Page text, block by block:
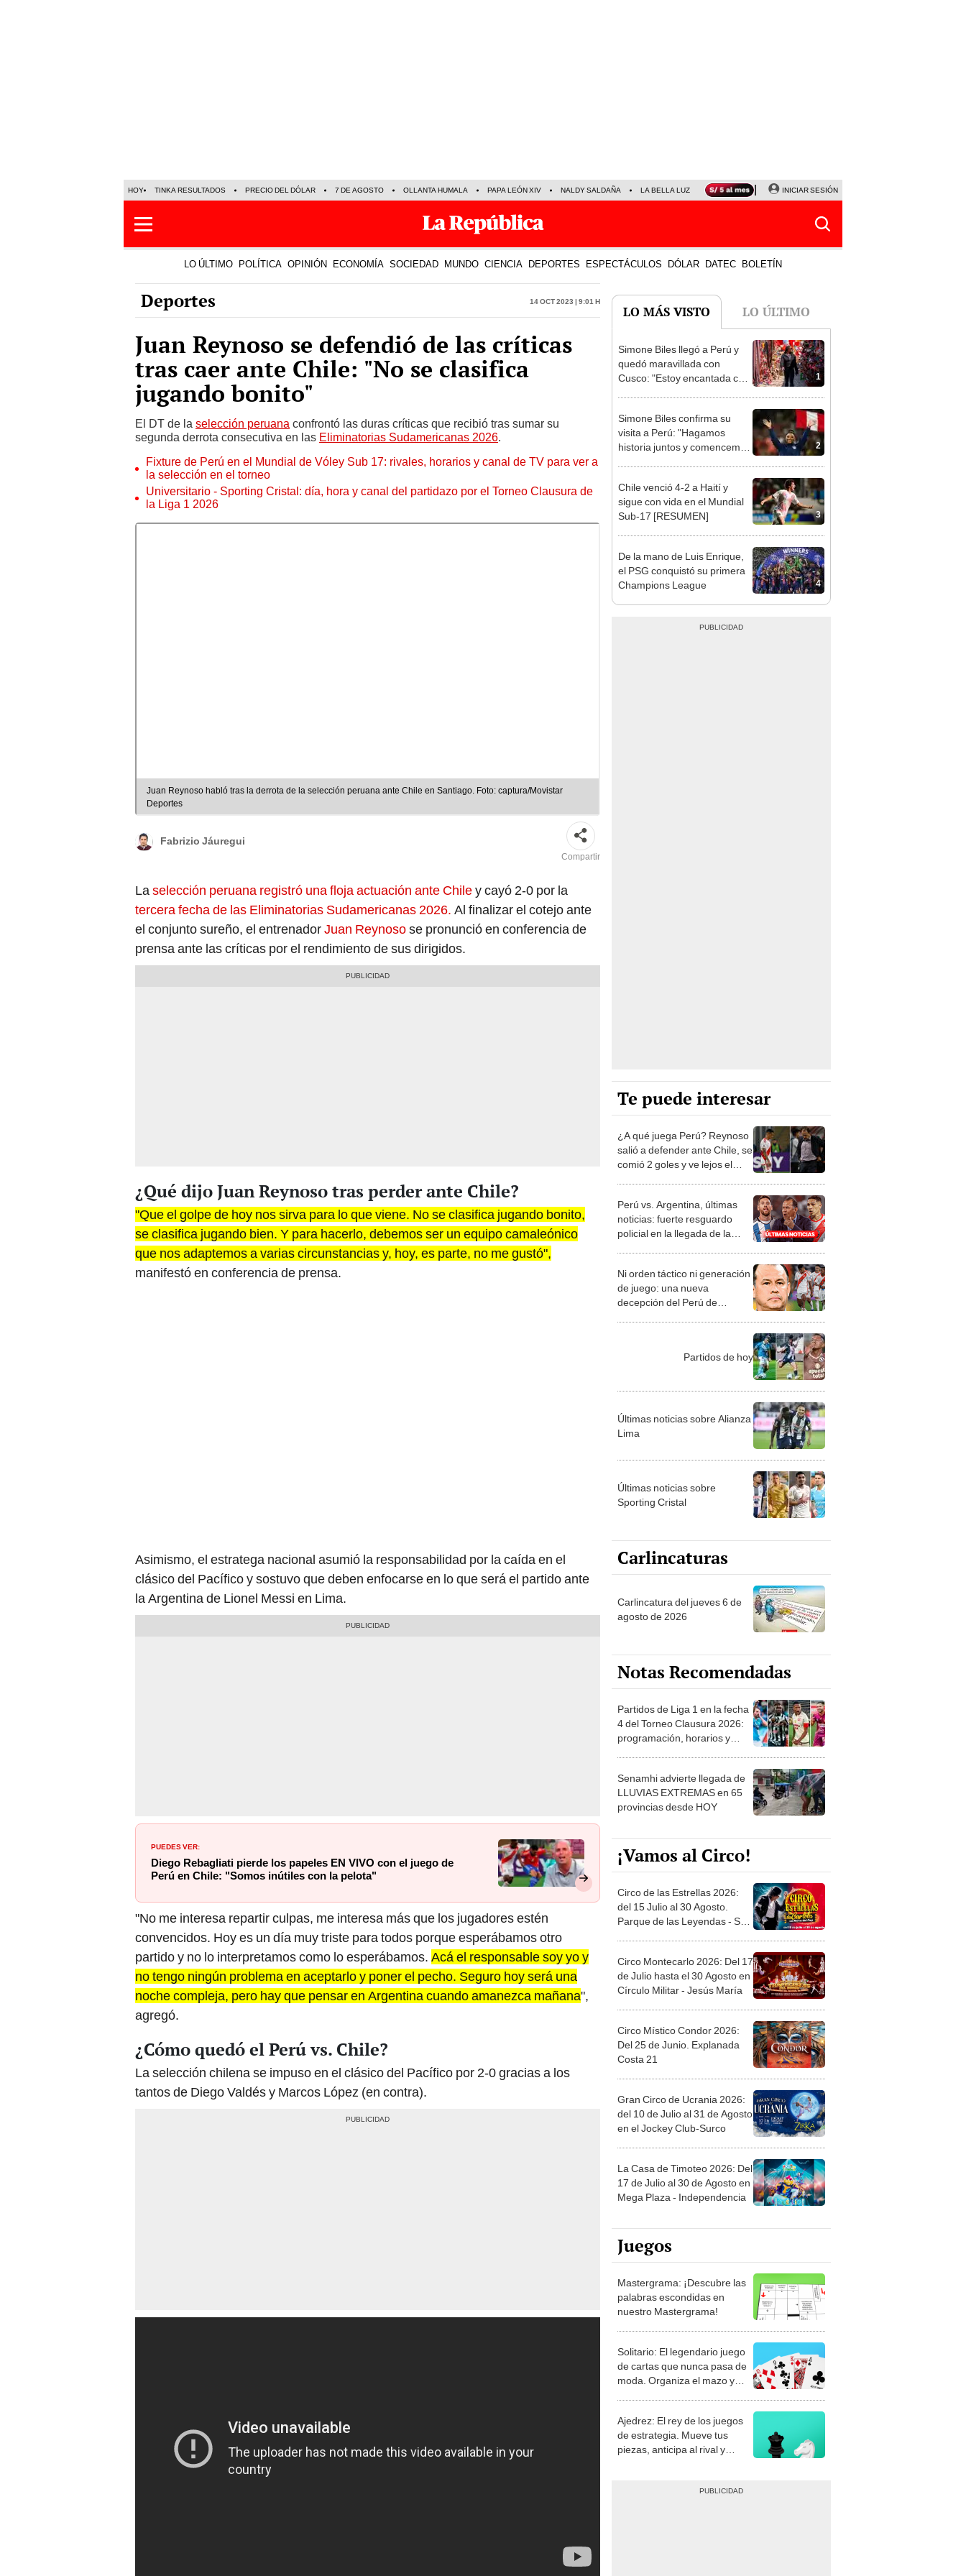
HOY TINKA RESULTADOS PRECIO DEL DÓLAR 7 DE AGOSTO OLLANTA HUMALA PAPA LEÓN XIV NALDY SALDAÑA LA BELLA LUZ MAGALY MEDINA SINUANO RESULTADOS HOY
INICIAR SESIÓN
LO ÚLTIMO POLÍTICA OPINIÓN ECONOMÍA SOCIEDAD MUNDO CIENCIA DEPORTES ESPECTÁCULOS DÓLAR DATEC BOLETÍN
Deportes 14 Oct 2023 | 9:01 h
Juan Reynoso se defendió de las críticas
tras caer ante Chile: "No se clasifica
jugando bonito"
El DT de la selección peruana confrontó las duras críticas que recibió tras sumar su
segunda derrota consecutiva en las Eliminatorias Sudamericanas 2026.
Fixture de Perú en el Mundial de Vóley Sub 17: rivales, horarios y canal de TV para ver a
la selección en el torneo
Universitario - Sporting Cristal: día, hora y canal del partidazo por el Torneo Clausura de
la Liga 1 2026
Juan Reynoso habló tras la derrota de la selección peruana ante Chile en Santiago. Foto: captura/Movistar
Deportes
Fabrizio Jáuregui
Compartir
La selección peruana registró una floja actuación ante Chiley cayó 2-0 por la
tercera fecha de las Eliminatorias Sudamericanas 2026. Al finalizar el cotejo ante
el conjunto sureño, el entrenadorJuan Reynosose pronunció en conferencia de
prensa ante las críticas por el rendimiento de sus dirigidos.
¿Qué dijo Juan Reynoso tras perder ante Chile?
"Que el golpe de hoy nos sirva para lo que viene. No se clasifica jugando bonito,
se clasifica jugando bien. Y para hacerlo, debemos ser un equipo camaleónico
que nos adaptemos a varias circunstancias y, hoy, es parte, no me gustó",
manifestó en conferencia de prensa.
Asimismo, el estratega nacional asumió la responsabilidad por la caída en el
clásico del Pacífico y sostuvo que deben enfocarse en lo que será el partido ante
la Argentina de Lionel Messi en Lima.
PUEDES VER:
Diego Rebagliati pierde los papeles EN VIVO con el juego de
Perú en Chile: "Somos inútiles con la pelota"
"No me interesa repartir culpas, me interesa más que los jugadores estén
convencidos. Hoy es un día muy triste para todos porque esperábamos otro
partido y no lo interpretamos como lo esperábamos. Acá el responsable soy yo y
no tengo ningún problema en aceptarlo y poner el pecho. Seguro hoy será una
noche compleja, pero hay que pensar en Argentina cuando amanezca mañana",
agregó.
¿Cómo quedó el Perú vs. Chile?
La selección chilena se impuso en el clásico del Pacífico por 2-0 gracias a los
tantos de Diego Valdés y Marcos López (en contra).
LO MÁS VISTO LO ÚLTIMO
1
Simone Biles llegó a Perú y
quedó maravillada con
Cusco: "Estoy encantada con
2
Simone Biles confirma su
visita a Perú: "Hagamos
historia juntos y comencemos
3
Chile venció 4-2 a Haití y
sigue con vida en el Mundial
Sub-17 [RESUMEN]
4
De la mano de Luis Enrique,
el PSG conquistó su primera
Champions League
Te puede interesar
¿A qué juega Perú? Reynoso
salió a defender ante Chile, se
comió 2 goles y ve lejos el
Perú vs. Argentina, últimas
noticias: fuerte resguardo
policial en la llegada de la
Ni orden táctico ni generación
de juego: una nueva
decepción del Perú de
Partidos de hoy
Últimas noticias sobre Alianza
Lima
Últimas noticias sobre
Sporting Cristal
Carlincaturas
Carlincatura del jueves 6 de
agosto de 2026
Notas Recomendadas
Partidos de Liga 1 en la fecha
4 del Torneo Clausura 2026:
programación, horarios y
Senamhi advierte llegada de
LLUVIAS EXTREMAS en 65
provincias desde HOY
¡Vamos al Circo!
Circo de las Estrellas 2026:
del 15 Julio al 30 Agosto.
Parque de las Leyendas - San
Circo Montecarlo 2026: Del 17
de Julio hasta el 30 Agosto en
Círculo Militar - Jesús María
Circo Místico Condor 2026:
Del 25 de Junio. Explanada
Costa 21
Gran Circo de Ucrania 2026:
del 10 de Julio al 31 de Agosto
en el Jockey Club-Surco
La Casa de Timoteo 2026: Del
17 de Julio al 30 de Agosto en
Mega Plaza - Independencia
Juegos
Mastergrama: ¡Descubre las
palabras escondidas en
nuestro Mastergrama!
Solitario: El legendario juego
de cartas que nunca pasa de
moda. Organiza el mazo y
Ajedrez: El rey de los juegos
de estrategia. Mueve tus
piezas, anticipa al rival y